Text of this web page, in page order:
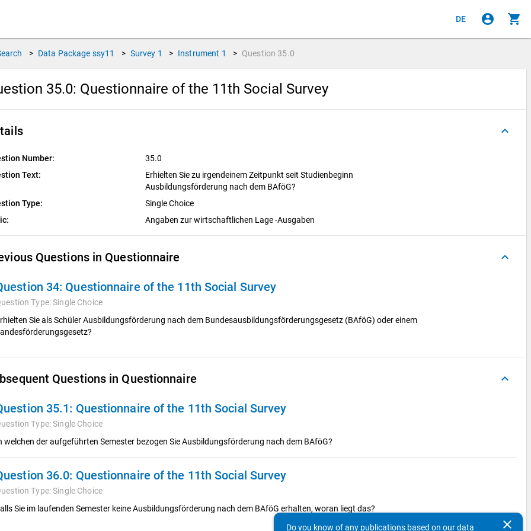
DE account_circle shopping_cart
> Data Package ssy11 > Survey 1 > Instrument 1 > Question 35.0
35.0: Questionnaire of the 11th Social Survey
keyboard_arrow_up
Number:
35.0
Text:
Erhielten Sie zu irgendeinem Zeitpunkt seit Studienbeginn
Ausbildungsförderung nach dem BAföG?
Type:
Single Choice
Angaben zur wirtschaftlichen Lage -Ausgaben
Questions in Questionnaire keyboard_arrow_up
34: Questionnaire of the 11th Social Survey
Type:Single Choice
Sie als Schüler Ausbildungsförderung nach dem Bundesausbildungsförderungsgesetz (BAföG) oder einem
Questions in Questionnaire keyboard_arrow_up
35.1: Questionnaire of the 11th Social Survey
Type:Single Choice
welchen der aufgeführten Semester bezogen Sie Ausbildungsförderung nach dem BAföG?
36.0: Questionnaire of the 11th Social Survey
Type:Single Choice
Sie im laufenden Semester keine Ausbildungsförderung nach dem BAföG erhalten, woran liegt das?
clear
Do you know of any publications based on our data